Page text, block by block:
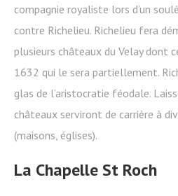
compagnie royaliste lors d’un
contre Richelieu. Richelieu fera
plusieurs châteaux du Velay dont
1632 qui le sera partiellement.
glas de l’aristocratie féodale.
châteaux serviront de carrière à
(maisons, églises).
La Chapelle St Roch